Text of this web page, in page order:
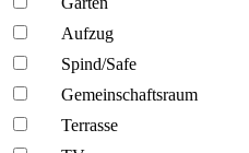
Aufzug
Spind/Safe
Gemeinschafts­raum
Terrasse